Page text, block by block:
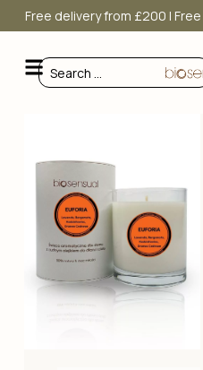
Free delivery from £200 |